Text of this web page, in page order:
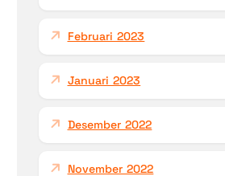
Februari 2023
Januari 2023
Desember 2022
November 2022